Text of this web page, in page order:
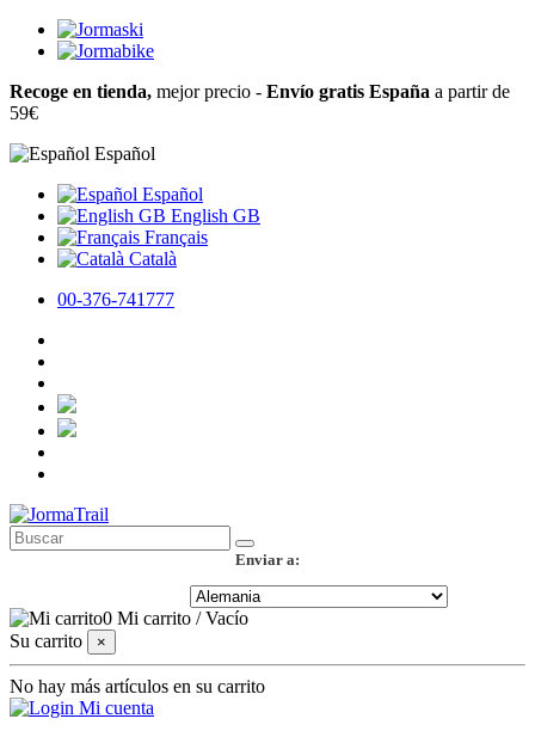
Recoge en tienda, mejor precio - Envío gratis España a partir de
59€
Español
Español
English GB
Français
Català
00-376-741777
Enviar a:
0 Mi carrito /Vacío
Su carrito
×
No hay más artículos en su carrito
Mi cuenta